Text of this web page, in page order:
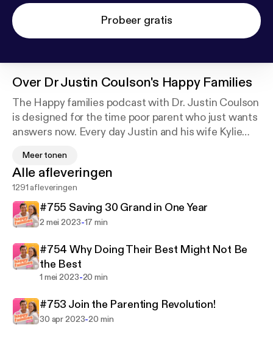
Probeer gratis
Over Dr Justin Coulson's Happy Families
The Happy families podcast with Dr. Justin Coulson
is designed for the time poor parent who just wants
answers now. Every day Justin and his wife Kylie
approach to parenting that Mums and Dads all over
the world are connecting with. Justin and Kylie have
6 daughters and they regularly share their
experiences of managing a busy household filled
with lots of challenges and plenty of happiness. For
understand and appreciate the challenges of a time
poor parent, listen to Justin and Kylie and help make
your family happier.
Meer tonen
Alle afleveringen
1291 afleveringen
#755 Saving 30 Grand in One Year
2 mei 2023-17 min
#754 Why Doing Their Best Might Not Be
the Best
1 mei 2023-20 min
#753 Join the Parenting Revolution!
30 apr 2023-20 min